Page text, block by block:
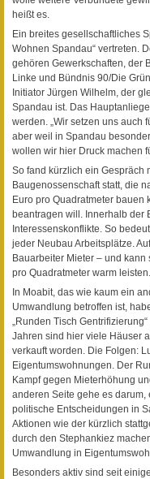
heißt es.
Ein breites gesellschaftliches
Wohnen Spandau“ vertreten.
gehören Gewerkschaften, der
Linke und Bündnis 90/Die
Initiator Jürgen Wilhelm, der
Spandau ist. Das
werden. „Wir setzen uns auch
aber weil in Spandau
wollen wir hier Druck machen
So fand kürzlich ein Gespräch
Baugenossenschaft statt, die
Euro pro Quadratmeter bauen
beantragen will. Innerhalb der
Interessenskonflikte. So
jeder Neubau Arbeitsplätze.
Bauarbeiter Mieter – und
pro Quadratmeter warm leisten.
In Moabit, das wie kaum ein
Umwandlung betroffen ist,
„Runden Tisch
Jahren sind hier viele Häuser
verkauft worden. Die Folgen:
Eigentumswohnungen. Der
Kampf gegen Mieterhöhung
anderen Seite gehe es
politische Entscheidungen in
Aktionen wie der kürzlich
durch den Stephankiez
Umwandlung in
Besonders aktiv sind seit